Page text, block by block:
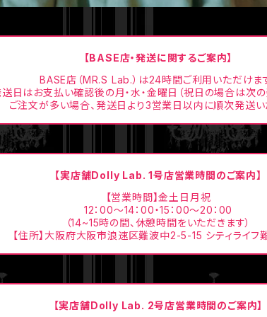
【BASE店・発送に関するご案内】
BASE店（MR.S Lab.）は24時間ご利用いただけま
日はお支払い確認後の月・水・金曜日（祝日の場合は次の
ご注文が多い場合、発送日より3営業日以内に順次発送い
【実店舗Dolly Lab. 1号店営業時間のご案内】
【営業時間】金土日月祝
12：00〜14：00・15：00〜20：00
（14~15時の間、休憩時間をいただきます）
【住所】大阪府大阪市浪速区難波中2-5-15 シティライフ
【実店舗Dolly Lab. 2号店営業時間のご案内】